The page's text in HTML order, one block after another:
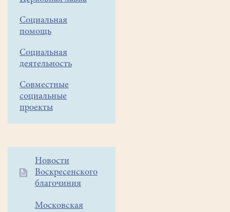
Социальная
помощь
Социальная
деятельность
Совместные
социальные
проекты
Дополнительное
меню
Новости
Воскресенского
благочиния
Московская